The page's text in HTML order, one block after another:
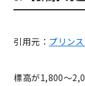
引用元： プリン
標高が1,800～